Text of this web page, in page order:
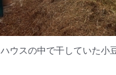
ハウスの中で干していた小